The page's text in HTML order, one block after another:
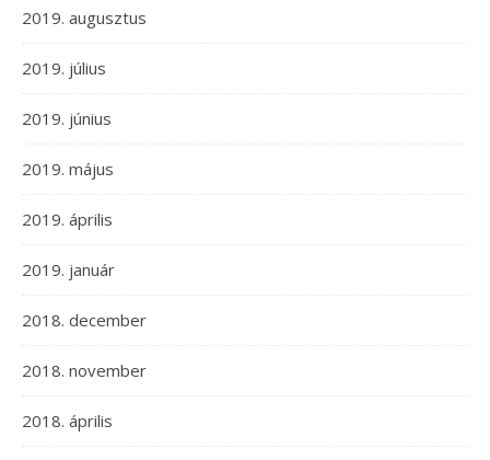
2019. augusztus
2019. július
2019. június
2019. május
2019. április
2019. január
2018. december
2018. november
2018. április